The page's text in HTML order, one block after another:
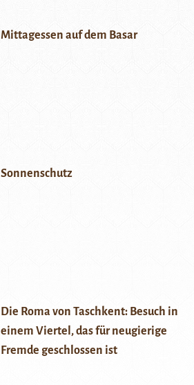
Mittagessen auf dem Basar
Sonnenschutz
Die Roma von Taschkent: Besuch in
einem Viertel, das für neugierige
Fremde geschlossen ist